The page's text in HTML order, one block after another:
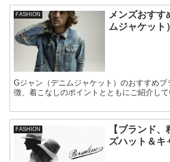
FASHION
メンズおすす
ムジャケット
Gジャン（デニムジャケット）のおすすめ
徴、着こなしのポイントとともにご紹介して
FASHION
【ブランド
ズハット＆キ